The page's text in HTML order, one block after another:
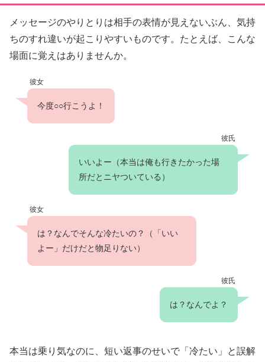
メッセージのやりとりは相手の表情が見えないぶん、気持
ちのすれ違いが起こりやすいものです。たとえば、こんな
場面に覚えはありませんか。
彼女
今度○○行こうよ！
彼氏
いいよー（本当は俺も行きたかった場
所だとニヤついている）
彼女
は？なんでそんな冷たいの？（「いい
よー」だけだと物足りない）
彼氏
は？なんでよ？
本当は乗り気なのに、短い返事のせいで「冷たい」と誤解